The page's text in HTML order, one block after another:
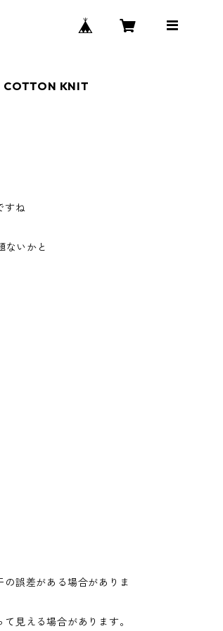
KNIT
すね
ないかと
誤差がある場合がありま
見える場合があります。